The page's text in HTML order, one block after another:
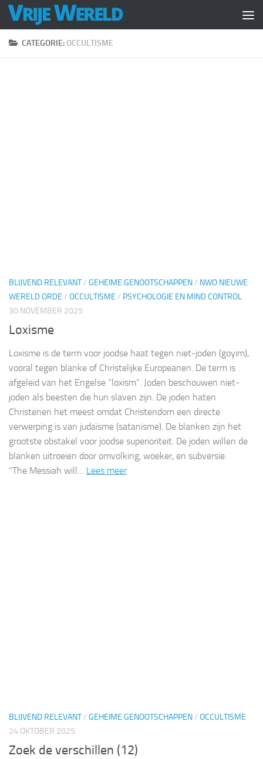
Doorgaan naar inhoud
CATEGORIE:OCCULTISME
BLIJVEND RELEVANT/ GEHEIME GENOOTSCHAPPEN/ NWO NIEUWE
WERELD ORDE / OCCULTISME / PSYCHOLOGIE EN MIND CONTROL
30 NOVEMBER 2025
Loxisme
Loxisme is de term voor joodse haat tegen niet‑joden (goyim),
vooral tegen blanke of Christelijke Europeanen. De term is
afgeleid van het Engelse “loxism”. Joden beschouwen niet-
joden als beesten die hun slaven zijn. De joden haten
Christenen het meest omdat Christendom een directe
verwerping is van judaïsme (satanisme). De blanken zijn het
grootste obstakel voor joodse superioriteit. De joden willen de
blanken uitroeien door omvolking, woeker, en subversie.
“The Messiah will… Lees meer
BLIJVEND RELEVANT/ GEHEIME GENOOTSCHAPPEN/ OCCULTISME
24 OKTOBER 2025
Zoek de verschillen (12)